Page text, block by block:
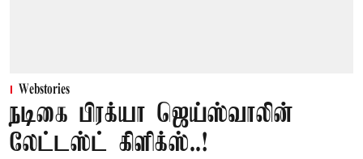
Webstories
நடிகை பிரக்யா ஜெய்ஸ்வாலின்
லேட்டஸ்ட் கிளிக்ஸ்..!